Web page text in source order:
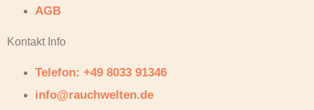
AGB
Kontakt Info
Telefon: +49 8033 91346
info@rauchwelten.de